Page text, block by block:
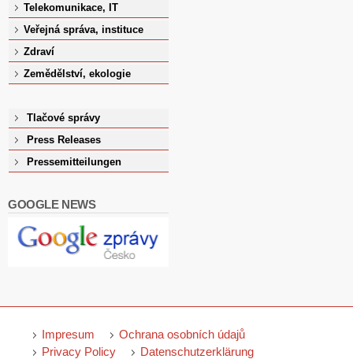
Telekomunikace, IT
Veřejná správa, instituce
Zdraví
Zemědělství, ekologie
Tlačové správy
Press Releases
Pressemitteilungen
GOOGLE NEWS
Impresum
Ochrana osobních údajů
Privacy Policy
Datenschutzerklärung